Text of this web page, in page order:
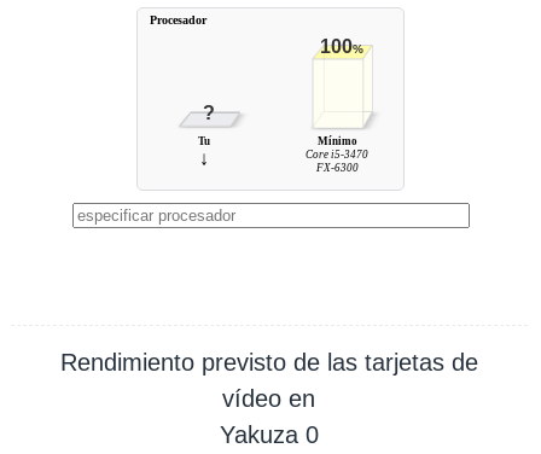
?
100%
Tu
↓
Mínimo
Core i5-3470
FX-6300
Procesador
Rendimiento previsto de las tarjetas de
vídeo en
Yakuza 0